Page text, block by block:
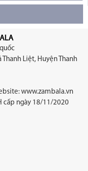
Thanh Liệt, Huyện Thanh
www.zambala.vn
cấp ngày 18/11/2020